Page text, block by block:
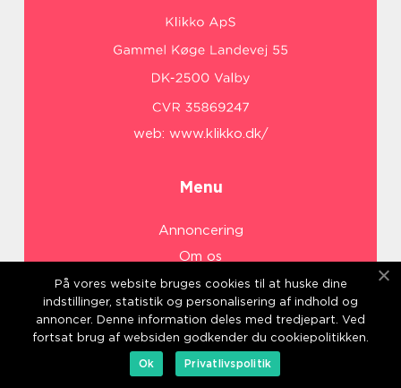
web: www.klikko.dk/
Menu
Annoncering
Om os
Cookies
Kontakt os
Sitemap
På vores website bruges cookies til at huske dine
indstillinger, statistik og personalisering af indhold og
annoncer. Denne information deles med tredjepart. Ved
fortsat brug af websiden godkender du cookiepolitikken.
Ok
Privatlivspolitik